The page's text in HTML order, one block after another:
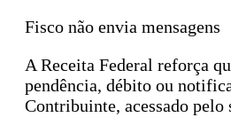
Fisco não envia mensagens
A Receita Federal reforça
pendência, débito ou
Contribuinte, acessado